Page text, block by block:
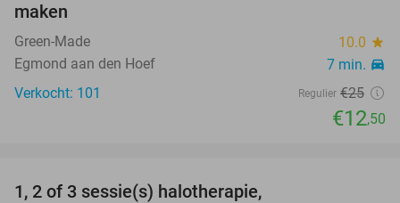
maken
Green-Made 10.0 star
Egmond aan den Hoef 7 min. directions_car
Verkocht: 101 Regulier €25
€12,50
1, 2 of 3 sessie(s) halotherapie,